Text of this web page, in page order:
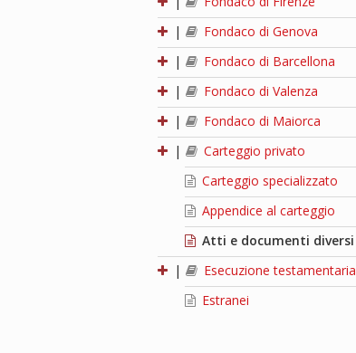
|
Fondaco di Genova
|
Fondaco di Barcellona
|
Fondaco di Valenza
|
Fondaco di Maiorca
|
Carteggio privato
Carteggio specializzato
Appendice al carteggio
Atti e documenti diversi
|
Esecuzione testamentaria
Estranei